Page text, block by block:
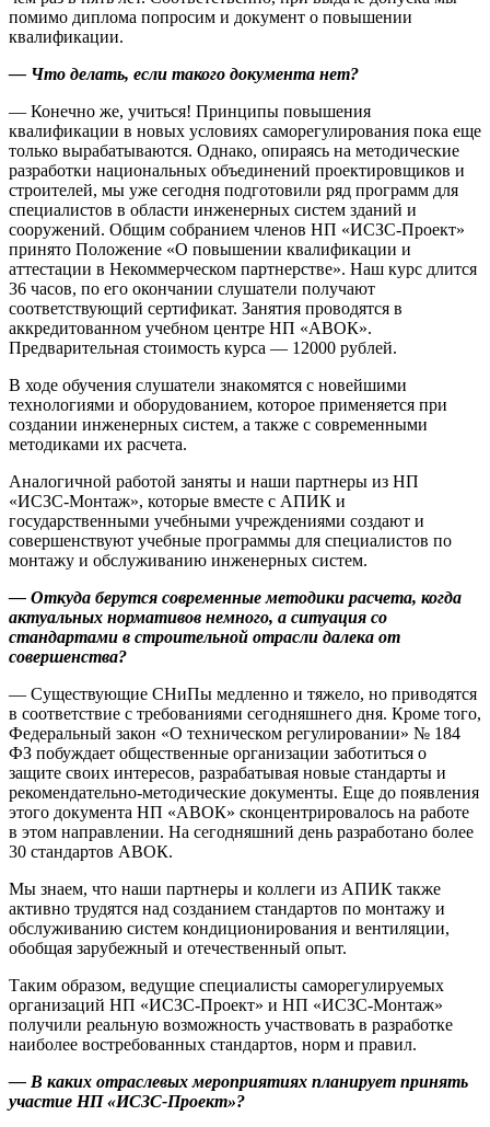
помимо диплома попросим и документ о повышении
квалификации.
— Что делать, если такого документа нет?
— Конечно же, учиться! Принципы повышения
квалификации в новых условиях саморегулирования пока еще
только вырабатываются. Однако, опираясь на методические
разработки национальных объединений проектировщиков и
строителей, мы уже сегодня подготовили ряд программ для
специалистов в области инженерных систем зданий и
сооружений. Общим собранием членов НП «ИСЗС-Проект»
принято Положение «О повышении квалификации и
аттестации в Некоммерческом партнерстве». Наш курс длится
36 часов, по его окончании слушатели получают
соответствующий сертификат. Занятия проводятся в
аккредитованном учебном центре НП «АВОК».
Предварительная стоимость курса — 12000 рублей.
В ходе обучения слушатели знакомятся с новейшими
технологиями и оборудованием, которое применяется при
создании инженерных систем, а также с современными
методиками их расчета.
Аналогичной работой заняты и наши партнеры из НП
«ИСЗС-Монтаж», которые вместе с АПИК и
государственными учебными учреждениями создают и
совершенствуют учебные программы для специалистов по
монтажу и обслуживанию инженерных систем.
— Откуда берутся современные методики расчета, когда
актуальных нормативов немного, а ситуация со
стандартами в строительной отрасли далека от
совершенства?
— Существующие СНиПы медленно и тяжело, но приводятся
в соответствие с требованиями сегодняшнего дня. Кроме того,
Федеральный закон «О техническом регулировании» № 184
ФЗ побуждает общественные организации заботиться о
защите своих интересов, разрабатывая новые стандарты и
рекомендательно-методические документы. Еще до появления
этого документа НП «АВОК» сконцентрировалось на работе
в этом направлении. На сегодняшний день разработано более
30 стандартов АВОК.
Мы знаем, что наши партнеры и коллеги из АПИК также
активно трудятся над созданием стандартов по монтажу и
обслуживанию систем кондиционирования и вентиляции,
обобщая зарубежный и отечественный опыт.
Таким образом, ведущие специалисты саморегулируемых
организаций НП «ИСЗС-Проект» и НП «ИСЗС-Монтаж»
получили реальную возможность участвовать в разработке
наиболее востребованных стандартов, норм и правил.
— В каких отраслевых мероприятиях планирует принять
участие НП «ИСЗС-Проект»?